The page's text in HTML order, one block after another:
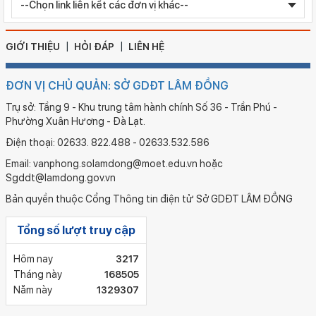
Chỉnh sửa bằng TN THPT LÊ HUỲNH NHƯ HẬU
GIỚI THIỆU HỎI ĐÁP LIÊN HỆ
ĐƠN VỊ CHỦ QUẢN: SỞ GDĐT LÂM ĐỒNG
Trụ sở: Tầng 9 - Khu trung tâm hành chính Số 36 - Trần Phú -
Phường Xuân Hương - Đà Lạt.
Điện thoại: 02633. 822.488 - 02633.532.586
Email: vanphong.solamdong@moet.edu.vn hoặc
Sgddt@lamdong.gov.vn
Bản quyền thuộc Cổng Thông tin điện tử Sở GDĐT LÂM ĐỒNG
Tổng số lượt truy cập
Hôm nay
3217
Tháng này
168505
Năm này
1329307